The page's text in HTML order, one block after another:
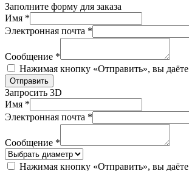
Заполните форму для заказа
Имя *
Электронная почта *
Сообщение *
Нажимая кнопку «Отправить», вы даёте
Отправить
Запросить 3D
Имя *
Электронная почта *
Сообщение *
Нажимая кнопку «Отправить», вы даёте